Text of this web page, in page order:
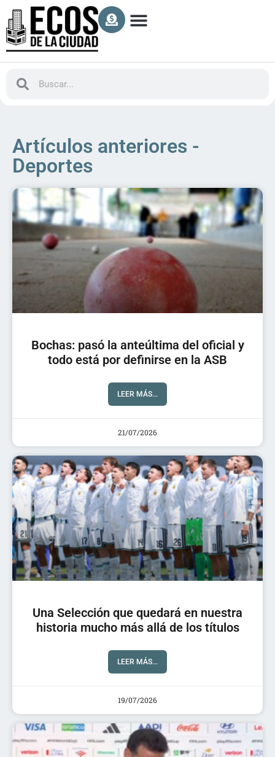
Artículos anteriores -
Deportes
Bochas: pasó la anteúltima del oficial y
todo está por definirse en la ASB
LEER MÁS...
21/07/2026
Una Selección que quedará en nuestra
historia mucho más allá de los títulos
LEER MÁS...
19/07/2026